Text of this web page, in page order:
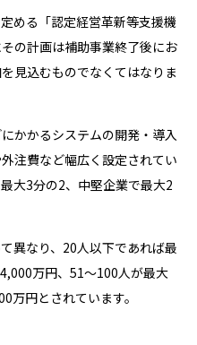
める「認定経営革新等支援機
の計画は補助事業終了後にお
見込むものでなくてはなりま
かかるシステムの開発・導入
注費など幅広く設定されてい
大3分の2、中堅企業で最大2
異なり、20人以下であれば最
万円、51～100人が最大
万円とされています。